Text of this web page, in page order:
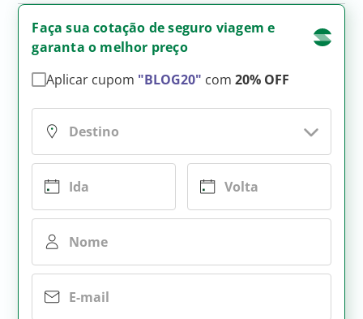
Faça sua cotação de seguro viagem e
garanta o melhor preço
Aplicar cupom "BLOG20" com20% OFF